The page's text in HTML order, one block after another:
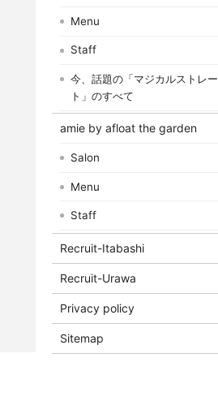
Menu
Staff
今、話題の「マジカルストレー
ト」のすべて
amie by afloat the garden
Salon
Menu
Staff
Recruit-Itabashi
Recruit-Urawa
Privacy policy
Sitemap